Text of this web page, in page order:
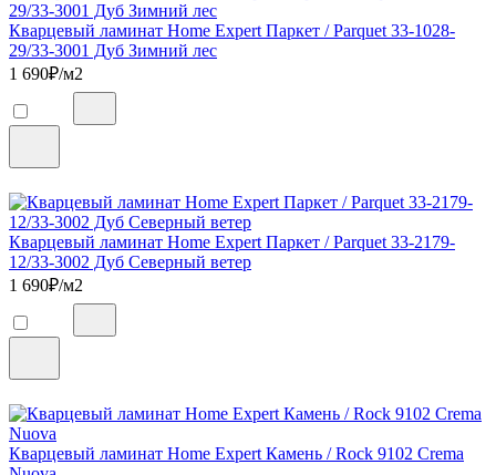
Кварцевый ламинат Home Expert Паркет / Parquet 33-1028-
29/33-3001 Дуб Зимний лес
1 690₽/м2
Кварцевый ламинат Home Expert Паркет / Parquet 33-2179-
12/33-3002 Дуб Северный ветер
1 690₽/м2
Кварцевый ламинат Home Expert Камень / Rock 9102 Crema